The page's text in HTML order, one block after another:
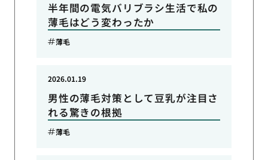
半年間の電気バリブラシ生活で私の
薄毛はどう変わったか
薄毛
男性の薄毛対策として豆乳が注目さ
れる驚きの根拠
2026.01.19
薄毛